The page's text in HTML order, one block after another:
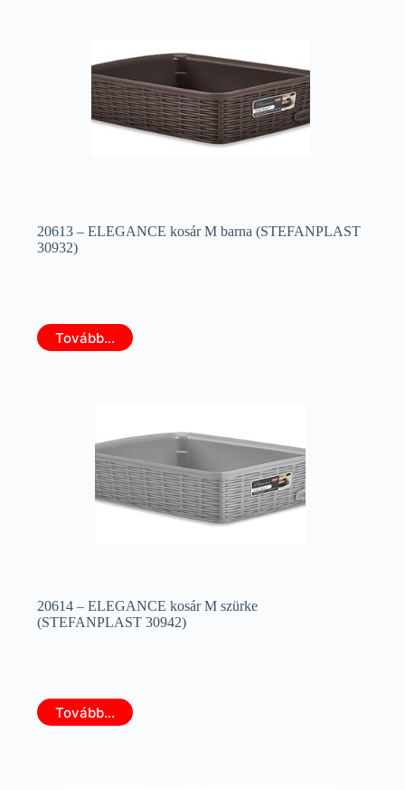
20613 – ELEGANCE kosár M barna (STEFANPLAST
30932)
Tovább...
20614 – ELEGANCE kosár M szürke
(STEFANPLAST 30942)
Tovább...